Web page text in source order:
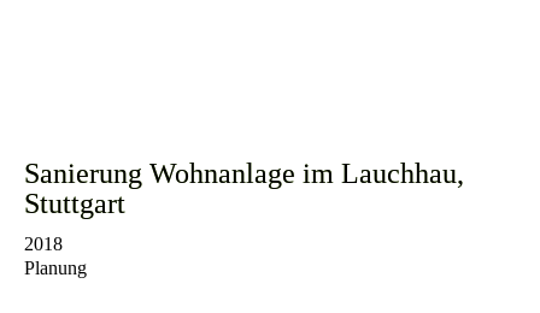
Sanierung Wohnanlage im Lauchhau,
Stuttgart
2018
Planung